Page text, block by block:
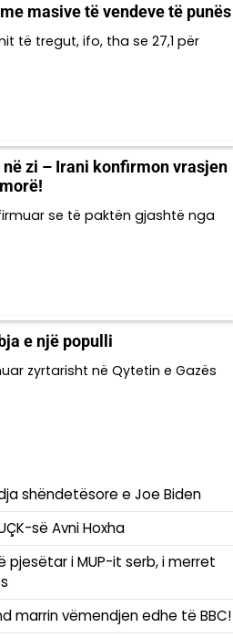
masive të vendeve të punës
të tregut, ifo, tha se 27,1 për
zi – Irani konfirmon vrasjen
se të paktën gjashtë nga
e një populli
zyrtarisht në Qytetin e Gazës
shëndetësore e Joe Biden
së Avni Hoxha
pjesëtar i MUP-it serb, i merret
marrin vëmendjen edhe të BBC!